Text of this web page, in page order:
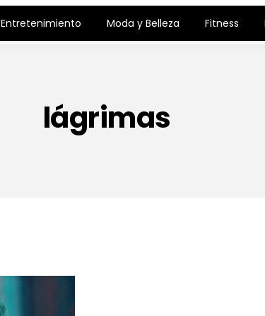
Entretenimiento Moda y Belleza Fitness
lágrimas